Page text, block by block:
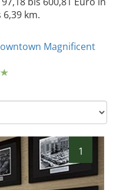
km.
Magnificent
1